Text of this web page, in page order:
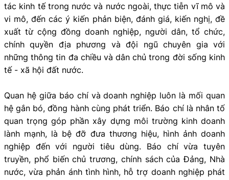
tác kinh tế trong nước và nước ngoài, thực tiễn vĩ mô và
vi mô, đến các ý kiến phản biện, đánh giá, kiến nghị, đề
xuất từ cộng đồng doanh nghiệp, người dân, tổ chức,
chính quyền địa phương và đội ngũ chuyên gia với
những thông tin đa chiều và dân chủ trong đời sống kinh
tế - xã hội đất nước.
Quan hệ giữa báo chí và doanh nghiệp luôn là mối quan
hệ gắn bó, đồng hành cùng phát triển. Báo chí là nhân tố
quan trọng góp phần xây dựng môi trường kinh doanh
lành mạnh, là bệ đỡ đưa thương hiệu, hình ảnh doanh
nghiệp đến với người tiêu dùng. Báo chí vừa tuyên
truyền, phổ biến chủ trương, chính sách của Đảng, Nhà
nước, vừa phản ánh tình hình, hỗ trợ doanh nghiệp phát